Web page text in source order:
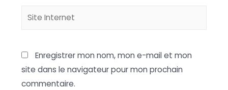
Site
Enregistrer mon nom, mon e-mail et mon
site dans le navigateur pour mon prochain
commentaire.